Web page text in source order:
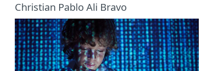
Christian Pablo Ali Bravo